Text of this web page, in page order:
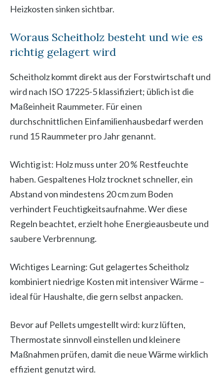
Heizkosten sinken sichtbar.
Woraus Scheitholz besteht und wie es
richtig gelagert wird
Scheitholz kommt direkt aus der Forstwirtschaft und
wird nach ISO 17225-5 klassifiziert; üblich ist die
Maßeinheit Raummeter. Für einen
durchschnittlichen Einfamilienhausbedarf werden
rund 15 Raummeter pro Jahr genannt.
Wichtig ist: Holz muss unter 20 % Restfeuchte
haben. Gespaltenes Holz trocknet schneller, ein
Abstand von mindestens 20 cm zum Boden
verhindert Feuchtigkeitsaufnahme. Wer diese
Regeln beachtet, erzielt hohe Energieausbeute und
saubere Verbrennung.
Wichtiges Learning: Gut gelagertes Scheitholz
kombiniert niedrige Kosten mit intensiver Wärme –
ideal für Haushalte, die gern selbst anpacken.
Bevor auf Pellets umgestellt wird: kurz lüften,
Thermostate sinnvoll einstellen und kleinere
Maßnahmen prüfen, damit die neue Wärme wirklich
effizient genutzt wird.